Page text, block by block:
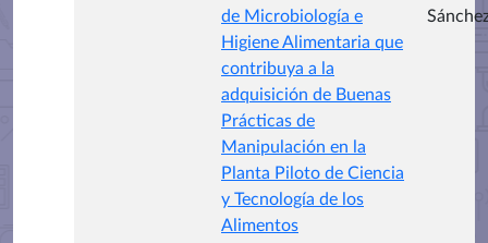
de Microbiología e
Higiene Alimentaria que
contribuya a la
adquisición de Buenas
Prácticas de
Manipulación en la
Planta Piloto de Ciencia
y Tecnología de los
Alimentos